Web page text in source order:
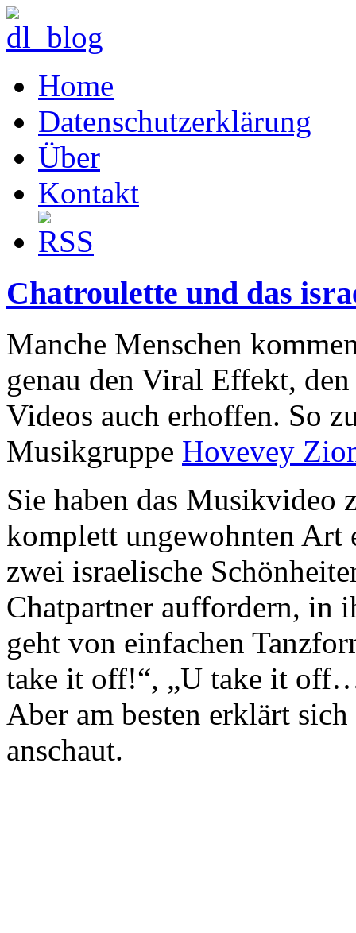
Home
Datenschutzerklärung
Über
Kontakt
Chatroulette und das
Manche Menschen
genau den Viral Effekt,
Videos auch erhoffen. So
Musikgruppe Hovevey
Sie haben das Musikvideo
komplett ungewohnten Art
zwei israelische
Chatpartner auffordern, in
geht von einfachen
take it off!“, „U take it
Aber am besten erklärt
anschaut.